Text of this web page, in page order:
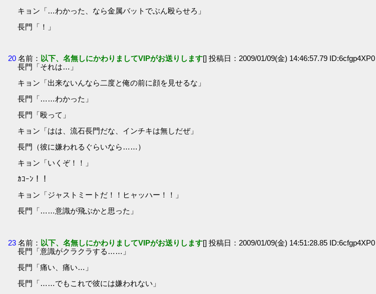
キョン「…わかった、なら金属バットでぶん殴らせろ」
長門「！」
20 名前： 以下、名無しにかわりましてVIPがお送りします[] 投稿日：2009/01/09(金) 14:46:57.79 ID:6cfgp4XP0
長門「それは…」
キョン「出来ないんなら二度と俺の前に顔を見せるな」
長門「……わかった」
長門「殴って」
キョン「はは、流石長門だな、インチキは無しだぜ」
長門（彼に嫌われるぐらいなら……）
キョン「いくぞ！！」
ｶｺｰﾝ！！
キョン「ジャストミートだ！！ヒャッハー！！」
長門「……意識が飛ぶかと思った」
23 名前： 以下、名無しにかわりましてVIPがお送りします[] 投稿日：2009/01/09(金) 14:51:28.85 ID:6cfgp4XP0
長門「意識がクラクラする……」
長門「痛い、痛い…」
長門「……でもこれで彼には嫌われない」